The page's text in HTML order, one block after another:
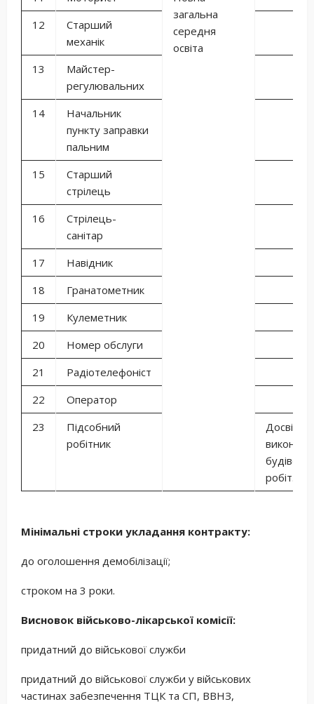
загальна
середня
освіта
12
Старший
механік
13
Майстер-
регулювальних
14
Начальник
пункту заправки
пальним
15
Старший
стрілець
16
Стрілець-
санітар
17
Навідник
18
Гранатометник
19
Кулеметник
20
Номер обслуги
21
Радіотелефоніст
22
Оператор
23
Підсобний
робітник
Досвід
робіт.
Мінімальні строки укладання контракту:
до оголошення демобілізації;
строком на 3 роки.
Висновок військово-лікарської комісії:
придатний до військової служби
придатний до військової служби у військових
частинах забезпечення ТЦК та СП, ВВНЗ,